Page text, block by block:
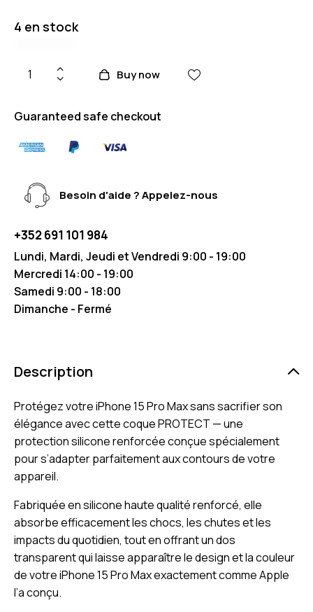
4 en stock
Buy now
Guaranteed safe checkout
Besoin d'aide ? Appelez-nous
+352 691 101 984
Lundi, Mardi, Jeudi et Vendredi 9:00 - 19:00
Mercredi 14:00 - 19:00
Samedi 9:00 - 18:00
Dimanche - Fermé
Description
Protégez votre iPhone 15 Pro Max sans sacrifier son
élégance avec cette coque PROTECT — une
protection silicone renforcée conçue spécialement
pour s’adapter parfaitement aux contours de votre
appareil.
Fabriquée en silicone haute qualité renforcé, elle
absorbe efficacement les chocs, les chutes et les
impacts du quotidien, tout en offrant un dos
transparent qui laisse apparaître le design et la couleur
de votre iPhone 15 Pro Max exactement comme Apple
l’a conçu.